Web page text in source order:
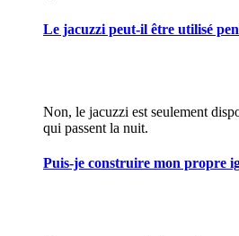
Le jacuzzi peut-il être utilisé
Non, le jacuzzi est seulement
qui passent la nuit.
Puis-je construire mon propre